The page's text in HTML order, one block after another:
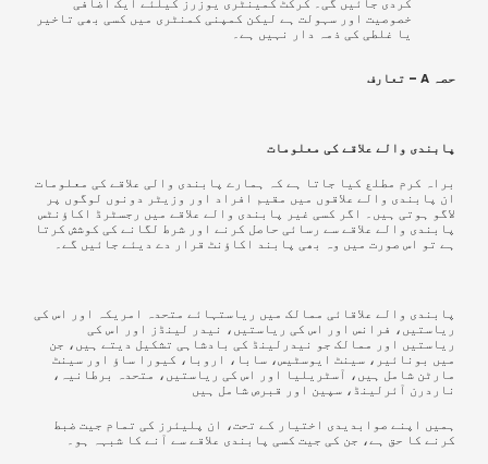
خصوصیت اور سہولت ہے لیکن کمپنی کمنٹری میں کسی بھی تاخیر
یا غلطی کی ذمہ دار نہیں ہے۔
حصہ A – تعارف
پابندی والے علاقے کی معلومات
براہ کرم مطلع کیا جاتا ہے کہ ہمارے پابندی والی علاقے کی معلومات
ان پابندی والے علاقوں میں مقیم افراد اور وزیٹر دونوں لوگوں پر
لاگو ہوتی ہیں۔ اگر کسی غیر پابندی والے علاقے میں رجسٹرڈ اکاؤنٹس
پابندی والے علاقے سے رسائی حاصل کرنے اور شرط لگانے کی کوشش کرتا
ہے تو اس صورت میں وہ بھی پابند اکاؤنٹ قرار دے دیئے جائیں گے۔
پابندی والے علاقائی ممالک میں ریاستہائے متحدہ امریکہ اور اس کی
ریاستیں، فرانس اور اس کی ریاستیں، نیدر لینڈز اور اس کی
ریاستیں اور ممالک جو نیدرلینڈ کی بادشاہی تشکیل دیتے ہیں، جن
میں بونائیر، سینٹ ایوسٹیس، سابا، اروبا، کیورا ساؤ اور سینٹ
مارٹن شامل ہیں، آسٹریلیا اور اس کی ریاستیں، متحدہ برطانیہ،
ناردرن آئرلینڈ، سپین اور قبرص شامل ہیں
ہمیں اپنے صوابدیدی اختیار کے تحت، ان پلیئرز کی تمام جیت ضبط
کرنے کا حق ہے، جن کی جیت کسی پابندی علاقے سے آنے کا شبہہ ہو۔